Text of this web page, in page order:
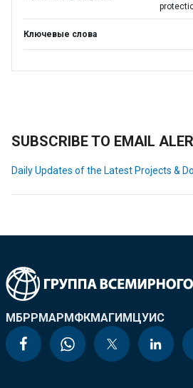
Ключевые слова
SUBSCRIBE TO EMAIL
Daily Updates of the Latest Projects &
МБРРМАРМФКМАГИМЦУИС